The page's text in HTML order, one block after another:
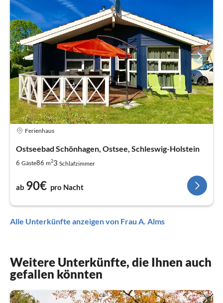
Ferienhaus
Ostseebad Schönhagen, Ostsee, Schleswig-Holstein
6 Gäste86 m23 Schlafzimmer
ab 90€ pro Nacht
Alle Unterkünfte anzeigen von Frau A. Alms
Weitere Unterkünfte, die Ihnen auch
gefallen könnten